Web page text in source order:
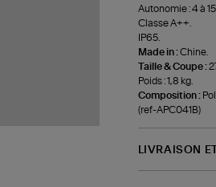
Autonomie : 4 à
Classe A++.
IP65.
Made in :Chine.
Taille & Coupe :
Poids : 1,8 kg.
Composition :
(ref-APC041B)
LIVRAISON